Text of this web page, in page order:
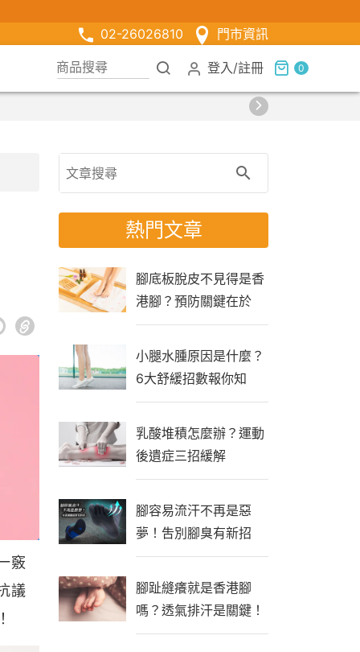
02-26026810 門市資訊
登入 /註冊 0
竅
議
熱門文章
腳底板脫皮不見得是香
港腳？預防關鍵在於
「生活習慣」
小腿水腫原因是什麼？
6大舒緩招數報你知
乳酸堆積怎麼辦？運動
後遺症三招緩解
腳容易流汗不再是惡
夢！吿別腳臭有新招
腳趾縫癢就是香港腳
嗎？透氣排汗是關鍵！